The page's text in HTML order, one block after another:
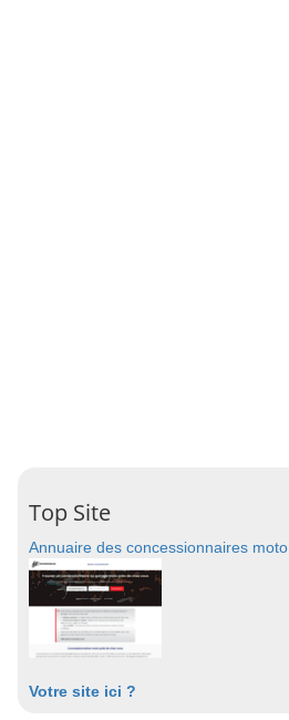
Top Site
Annuaire des concessionnaires moto
Votre site ici ?